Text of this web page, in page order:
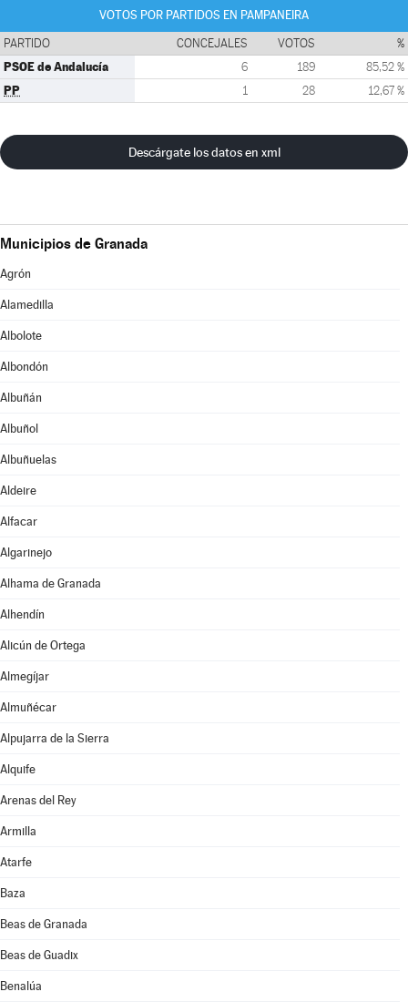
VOTOS POR PARTIDOS EN PAMPANEIRA
PARTIDO CONCEJALES VOTOS %
PSOE de Andalucía 6 189 85,52 %
PP 1 28 12,67 %
Descárgate los datos en xml
Municipios de Granada
Agrón
Alamedilla
Albolote
Albondón
Albuñán
Albuñol
Albuñuelas
Aldeire
Alfacar
Algarinejo
Alhama de Granada
Alhendín
Alicún de Ortega
Almegíjar
Almuñécar
Alpujarra de la Sierra
Alquife
Arenas del Rey
Armilla
Atarfe
Baza
Beas de Granada
Beas de Guadix
Benalúa